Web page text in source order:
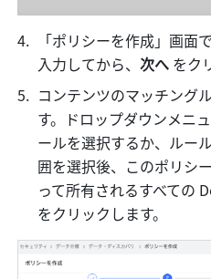
「ポリシーを作成」画面
入力してから、次へ をク
コンテンツのマッチング
す。ドロップダウンメニ
ールを選択するか、ルー
囲を選択後、このポリシ
って所有されるすべての
をクリックします。